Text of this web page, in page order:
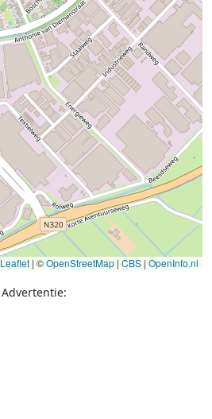
Leaflet | ©OpenStreetMap | CBS | OpenInfo.nl
Advertentie: